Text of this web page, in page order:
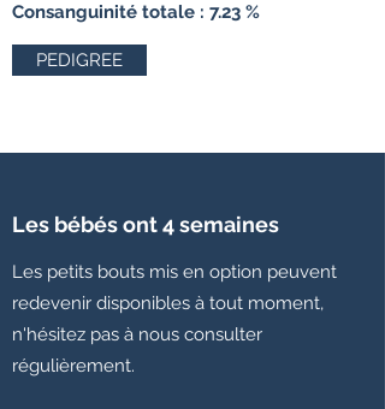
Consanguinité totale : 7.23 %
PEDIGREE
Les bébés ont 4 semaines
Les petits bouts mis en option peuvent
redevenir disponibles à tout moment,
n'hésitez pas à nous consulter
régulièrement.